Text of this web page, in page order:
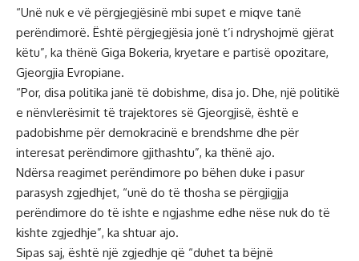
“Unë nuk e vë përgjegjësinë mbi supet e miqve tanë
perëndimorë. Është përgjegjësia jonë t’i ndryshojmë gjërat
këtu”, ka thënë Giga Bokeria, kryetare e partisë opozitare,
Gjeorgjia Evropiane.
“Por, disa politika janë të dobishme, disa jo. Dhe, një politikë
e nënvlerësimit të trajektores së Gjeorgjisë, është e
padobishme për demokracinë e brendshme dhe për
interesat perëndimore gjithashtu”, ka thënë ajo.
Ndërsa reagimet perëndimore po bëhen duke i pasur
parasysh zgjedhjet, “unë do të thosha se përgjigjja
perëndimore do të ishte e ngjashme edhe nëse nuk do të
kishte zgjedhje”, ka shtuar ajo.
Sipas saj, është një zgjedhje që “duhet ta bëjnë